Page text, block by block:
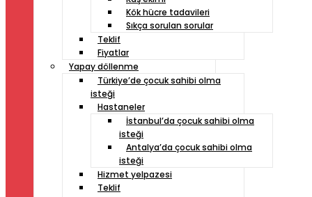
Kök hücre tadavileri
Sıkça sorulan sorular
Teklif
Fiyatlar
Yapay döllenme
Türkiye’de çocuk sahibi olma
isteği
Hastaneler
İstanbul’da çocuk sahibi olma
isteği
Antalya’da çocuk sahibi olma
isteği
Hizmet yelpazesi
Teklif